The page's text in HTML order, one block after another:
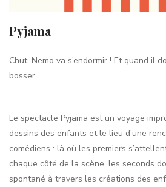
Pyjama
Chut, Nemo va s’endormir ! Et quand il
bosser.
Le spectacle Pyjama est un voyage
dessins des enfants et le lieu d’une
comédiens : là où les premiers
chaque côté de la scène, les seconds
spontané à travers les créations des